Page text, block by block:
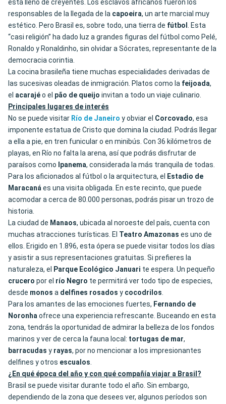
está lleno de creyentes. Los esclavos africanos fueron los
responsables de la llegada de la capoeira, un arte marcial muy
estético. Pero Brasil es, sobre todo, una tierra de fútbol . Esta
“casi religión” ha dado luz a grandes figuras del fútbol como Pelé,
Ronaldo y Ronaldinho, sin olvidar a Sócrates, representante de la
democracia corintia.
La cocina brasileña tiene muchas especialidades derivadas de
las sucesivas oleadas de inmigración. Platos como la feijoada,
el acarajéo el pão de queijo invitan a todo un viaje culinario.
Principales lugares de interés
No se puede visitar Río de Janeiro y obviar el Corcovado, esa
imponente estatua de Cristo que domina la ciudad. Podrás llegar
a ella a pie, en tren funicular o en minibús. Con 36 kilómetros de
playas, en Río no falta la arena, así que podrás disfrutar de
paraísos como Ipanema, considerada la más tranquila de todas.
Para los aficionados al fútbol o la arquitectura, el
Estadio de
Maracanáes una visita obligada. En este recinto, que puede
acomodar a cerca de 80.000 personas, podrás pisar un trozo de
historia.
La ciudad de Manaos, ubicada al noroeste del país, cuenta con
muchas atracciones turísticas. El Teatro Amazonas es uno de
ellos. Erigido en 1.896, esta ópera se puede visitar todos los días
y asistir a sus representaciones gratuitas. Si prefieres la
naturaleza, el
Parque Ecológico Januari te espera. Un pequeño
crucero por el río Negro te permitirá ver todo tipo de especies,
desde monos a delfines rosados y cocodrilos.
Para los amantes de las emociones fuertes, Fernando de
Noronhaofrece una experiencia refrescante. Buceando en esta
zona, tendrás la oportunidad de admirar la belleza de los fondos
marinos y ver de cerca la fauna local: tortugas de mar,
barracudas y rayas, por no mencionar a los impresionantes
delfines y otros escualos.
¿En qué época del año y con qué compañía viajar a Brasil?
Brasil se puede visitar durante todo el año. Sin embargo,
dependiendo de la zona que desees ver, algunos períodos son